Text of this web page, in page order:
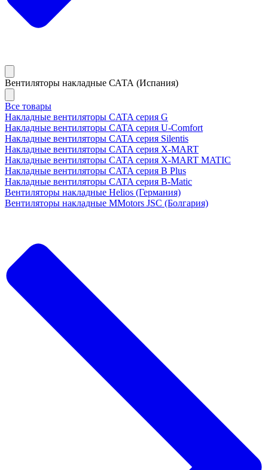
Вентиляторы накладные САТА (Испания)
Все товары
Накладные вентиляторы CATA серия G
Накладные вентиляторы CATA серия U-Comfort
Накладные вентиляторы CATA серия Silentis
Накладные вентиляторы CATA серия X-MART
Накладные вентиляторы CATA серия X-MART MATIC
Накладные вентиляторы CATA серия B Plus
Накладные вентиляторы CATA серия B-Matic
Вентиляторы накладные Helios (Германия)
Вентиляторы накладные MMotors JSC (Болгария)